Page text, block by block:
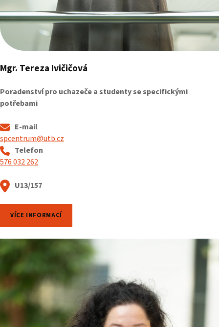
Mgr. Tereza Ivičičová
Poradenství pro uchazeče a studenty se specifickými
potřebami
E-mail
spcentrum@utb.cz
Telefon
576 032 262
U13/157
VÍCE INFORMACÍ